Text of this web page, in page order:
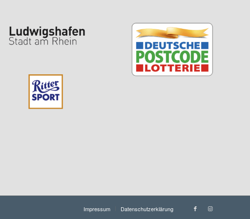
Impressum Datenschutzerklärung